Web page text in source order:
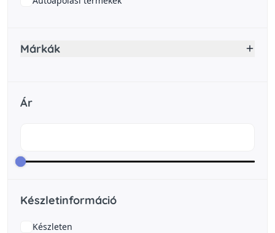
Márkák
Ár
Készletinformáció
Készleten